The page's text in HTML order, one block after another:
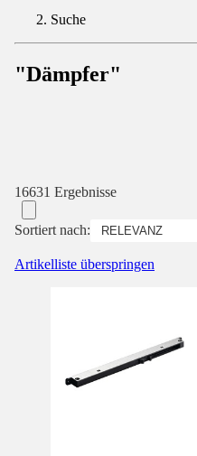
Suche
"Dämpfer"
16631 Ergebnisse
Sortiert nach:
Artikelliste überspringen